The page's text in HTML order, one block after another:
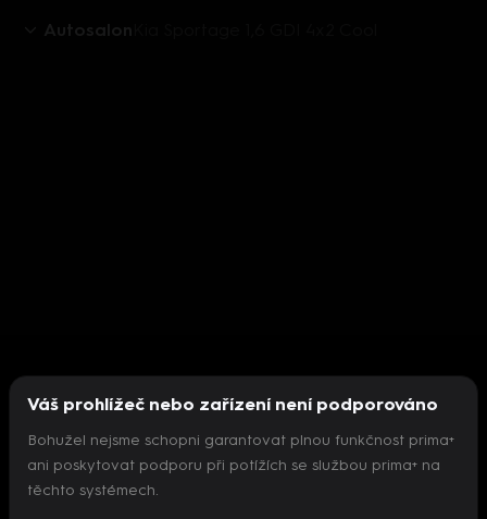
Autosalon
Nepodařilo se inicializovat přehrávač
Váš prohlížeč nebo zařízení není podporováno
Bohužel nejsme schopni garantovat plnou funkčnost prima+
ani poskytovat podporu při potížích se službou prima+ na
těchto systémech.